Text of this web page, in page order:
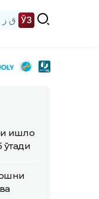
ق ز ЎЗ
ўтади